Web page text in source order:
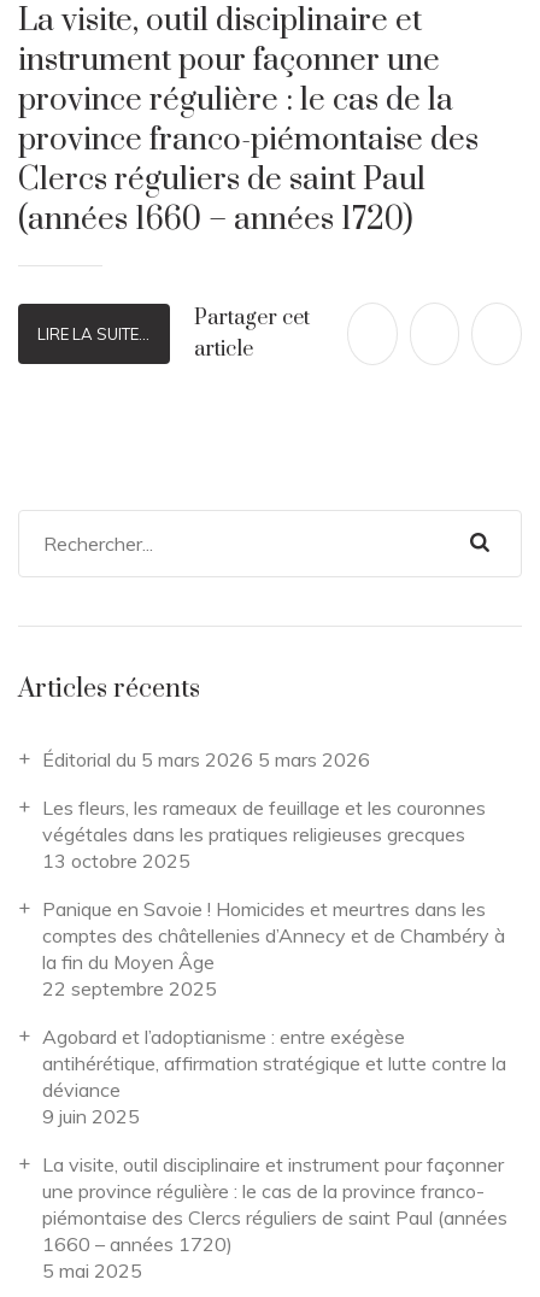
La visite, outil disciplinaire et
instrument pour façonner une
province régulière : le cas de la
province franco-piémontaise des
Clercs réguliers de saint Paul
(années 1660 – années 1720)
LIRE LA SUITE...
Partager cet
article
Articles récents
Éditorial du 5 mars 2026 5 mars 2026
Les fleurs, les rameaux de feuillage et les couronnes
végétales dans les pratiques religieuses grecques
13 octobre 2025
Panique en Savoie ! Homicides et meurtres dans les
comptes des châtellenies d’Annecy et de Chambéry à
la fin du Moyen Âge
22 septembre 2025
Agobard et l’adoptianisme : entre exégèse
antihérétique, affirmation stratégique et lutte contre la
déviance
9 juin 2025
La visite, outil disciplinaire et instrument pour façonner
une province régulière : le cas de la province franco-
piémontaise des Clercs réguliers de saint Paul (années
1660 – années 1720)
5 mai 2025